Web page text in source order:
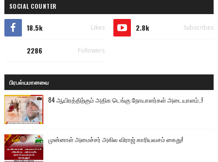
SOCIAL COUNTER
18.5k Likes 2.8k Subscribes
2286 Followers
பிரபல்யமானவை
84 ஆயிரத்திற்கும் அதிக டெங்கு நோயாளர்கள் அடையாளம்..!
முன்னாள் அமைச்சர் அகில விராஜ் காரியவசம் கைது!